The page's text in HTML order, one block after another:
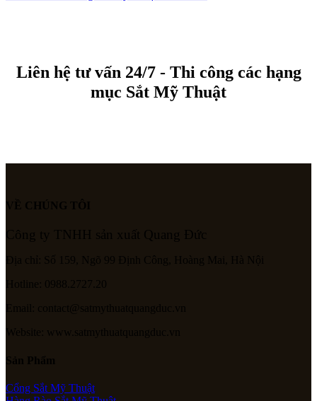
Liên hệ tư vấn 24/7 - Thi công các hạng
mục Sắt Mỹ Thuật
VỀ CHÚNG TÔI
Công ty TNHH sản xuất Quang Đức
Địa chỉ: Số 159, Ngõ 99 Định Công, Hoàng Mai, Hà Nội
Hotline: 0988.2727.20
Email: contact@satmythuatquangduc.vn
Website: www.satmythuatquangduc.vn
Sản Phẩm
Cổng Sắt Mỹ Thuật